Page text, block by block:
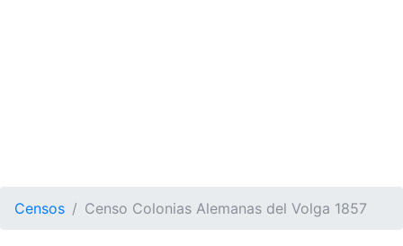
Censos Censo Colonias Alemanas del Volga 1857